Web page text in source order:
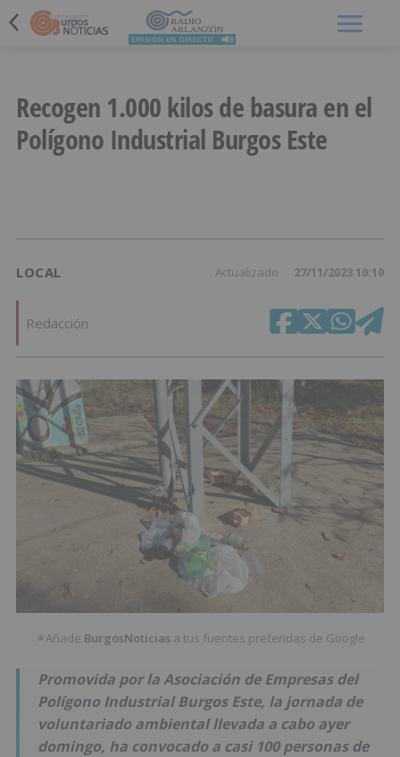
Recogen 1.000 kilos de basura en el
Polígono Industrial Burgos Este
LOCAL Actualizado 27/11/2023 10:10
Redacción
★Añade BurgosNoticias a tus fuentes preferidas de Google
Promovida por la Asociación de Empresas del
Polígono Industrial Burgos Este, la jornada de
voluntariado ambiental llevada a cabo ayer
domingo, ha convocado a casi 100 personas de